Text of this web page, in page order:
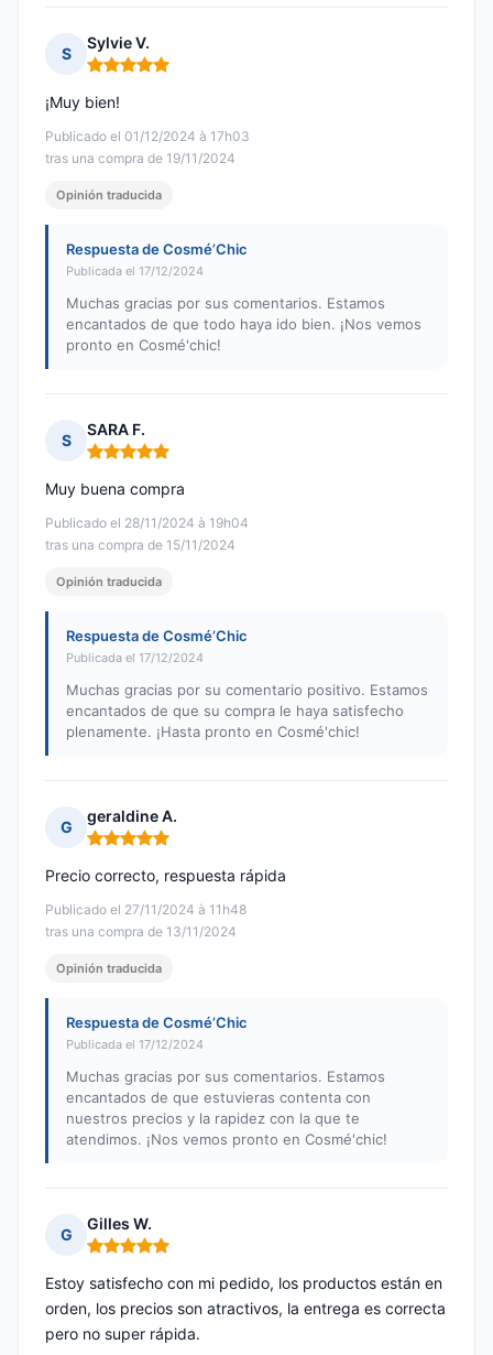
S
Sylvie V.
Nota: 5 de 5
Publicado el 01/12/2024 à 17h03
tras una compra de 19/11/2024
¡Muy bien!
Opinión traducida
Respuesta de Cosmé’Chic
Publicada el 17/12/2024
Muchas gracias por sus comentarios. Estamos
encantados de que todo haya ido bien. ¡Nos vemos
pronto en Cosmé'chic!
S
SARA F.
Nota: 5 de 5
Publicado el 28/11/2024 à 19h04
tras una compra de 15/11/2024
Muy buena compra
Opinión traducida
Respuesta de Cosmé’Chic
Publicada el 17/12/2024
Muchas gracias por su comentario positivo. Estamos
encantados de que su compra le haya satisfecho
plenamente. ¡Hasta pronto en Cosmé'chic!
G
geraldine A.
Nota: 5 de 5
Publicado el 27/11/2024 à 11h48
tras una compra de 13/11/2024
Precio correcto, respuesta rápida
Opinión traducida
Respuesta de Cosmé’Chic
Publicada el 17/12/2024
Muchas gracias por sus comentarios. Estamos
encantados de que estuvieras contenta con
nuestros precios y la rapidez con la que te
atendimos. ¡Nos vemos pronto en Cosmé'chic!
G
Gilles W.
Nota: 5 de 5
Estoy satisfecho con mi pedido, los productos están en
orden, los precios son atractivos, la entrega es correcta
pero no super rápida.